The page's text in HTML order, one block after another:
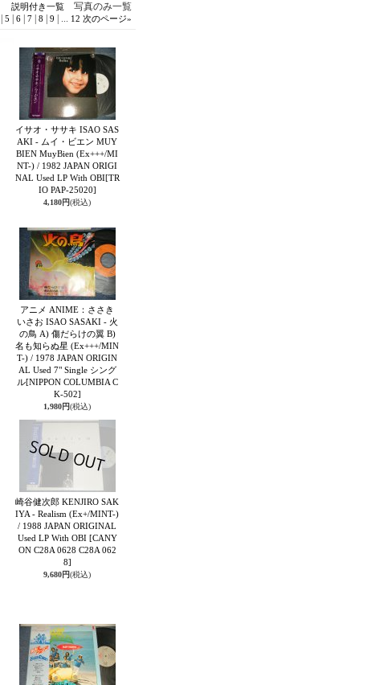
説明付き一覧写真のみ一覧
5 6| 7| 8 9 ... 12 次のページ»
イサオ・ササキ ISAO SAS
AKI - ムイ・ビエン MUY
BIEN MuyBien (Ex+++/MI
NT-) / 1982 JAPAN ORIGI
NAL Used LP With OBI[TR
IO PAP-25020]
4,180円(税込)
アニメ ANIME：ささき
いさお ISAO SASAKI - 火
の鳥 A) 傷だらけの翼 B)
名も知らぬ星 (Ex+++/MIN
T-) / 1978 JAPAN ORIGIN
AL Used 7" Single シング
ル[NIPPON COLUMBIA C
K-502]
1,980円(税込)
崎谷健次郎 KENJIRO SAK
IYA - Realism (Ex+/MINT-)
/ 1988 JAPAN ORIGINAL
Used LP With OBI [CANY
ON C28A 0628 C28A 062
8]
9,680円(税込)